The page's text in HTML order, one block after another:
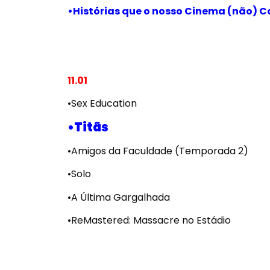
•Histórias que o nosso Cinema (não)
11.01
•Sex Education
•Titãs
•Amigos da Faculdade (Temporada 2)
•Solo
•A Última Gargalhada
•ReMastered: Massacre no Estádio